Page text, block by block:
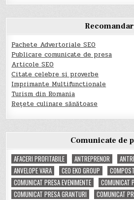
Pachete Advertoriale SEO
Publicare comunicate de presa
Articole SEO
Citate celebre si proverbe
Imprimante Multifunctionale
Turism din Romania
Rețete culinare sănătoase
Comunicate de
AFACERI PROFITABILE
ANTREPRENOR
ANVELOPE VARA
CEO EKO GROUP COMPOST
COMUNICAT PRESA EVENIMENTE
COMUNICAT
COMUNICAT PRESA GRANTURI
COMUNICAT